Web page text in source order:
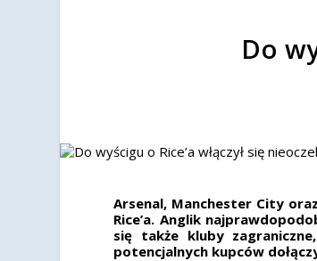
Do
Arsenal, Manchester City
Rice’a. Anglik
się także kluby
potencjalnych kupców